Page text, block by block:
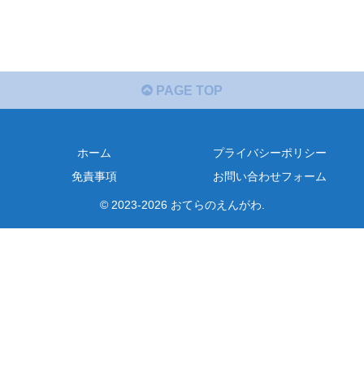
PAGE TOP
ホーム
プライバシーポリシー
免責事項
お問い合わせフォーム
© 2023-2026 おてらのえんがわ.